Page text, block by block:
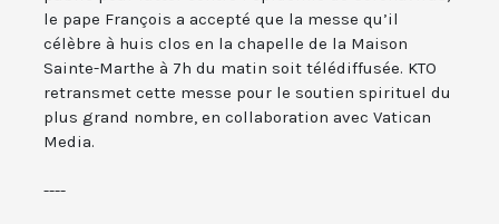
le pape François a accepté que la messe qu’il
célèbre à huis clos en la chapelle de la Maison
Sainte-Marthe à 7h du matin soit télédiffusée. KTO
retransmet cette messe pour le soutien spirituel du
plus grand nombre, en collaboration avec Vatican
Media.
----